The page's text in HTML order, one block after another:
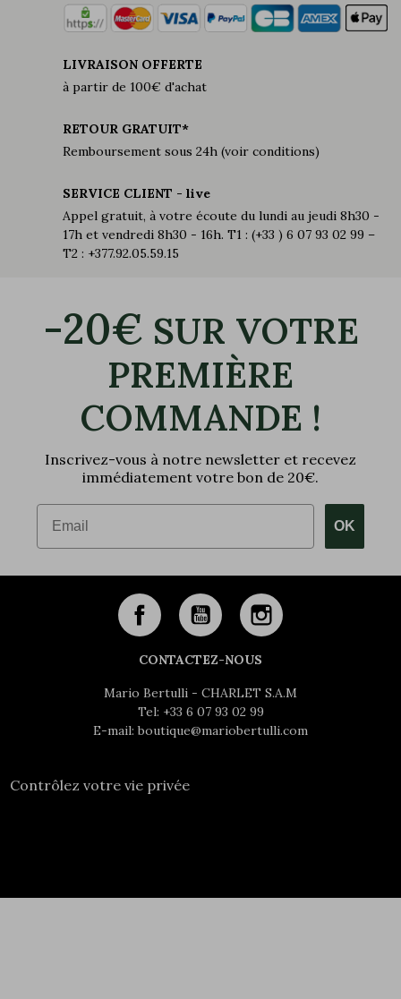
LIVRAISON OFFERTE
à partir de 100€ d'achat
RETOUR GRATUIT*
Remboursement sous 24h (voir conditions)
SERVICE CLIENT - live
Appel gratuit, à votre écoute du lundi au jeudi 8h30 -
17h et vendredi 8h30 - 16h. T1 : (+33 ) 6 07 93 02 99 –
T2 : +377.92.05.59.15
-20€ SUR VOTRE
PREMIÈRE
COMMANDE !
Inscrivez-vous à notre newsletter et recevez
immédiatement votre bon de 20€.
Email
OK
CONTACTEZ-NOUS
Mario Bertulli - CHARLET S.A.M
Tel: +33 6 07 93 02 99
E-mail: boutique@mariobertulli.com
Contrôlez votre vie privée